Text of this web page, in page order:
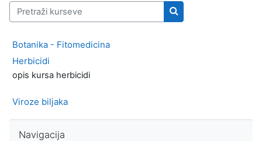
Pretraži kurseve
Pretraži kurseve
Botanika - Fitomedicina
Herbicidi
opis kursa herbicidi
Viroze biljaka
Navigacija